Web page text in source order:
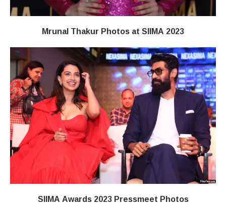
Mrunal Thakur Photos at SIIMA 2023
SIIMA Awards 2023 Pressmeet Photos